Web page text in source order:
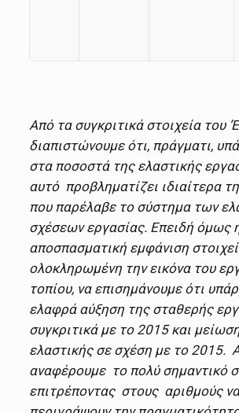
Από τα συγκριτικά στοιχεία του
διαπιστώνουμε ότι, πράγματι,
στα ποσοστά της ελαστικής
αυτό προβληματίζει ιδιαίτερα
που παρέλαβε το σύστημα των
σχέσεων εργασίας. Επειδή όμως
αποσπασματική εμφάνιση
ολοκληρωμένη την εικόνα του
τοπίου, να επισημάνουμε ότι
ελαφρά αύξηση της σταθερής
συγκριτικά με το 2015 και
ελαστικής σε σχέση με το 2015.
αναφέρουμε το πολύ σημαντικό
επιτρέποντας στους αριθμούς